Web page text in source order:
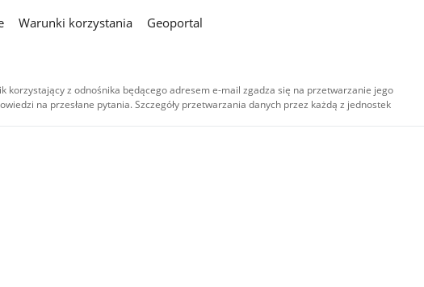
Warunki korzystania
Geoportal
z odnośnika będącego adresem e-mail zgadza się na przetwarzanie jego
na przesłane pytania. Szczegóły przetwarzania danych przez każdą z jednostek
i wideo,
-